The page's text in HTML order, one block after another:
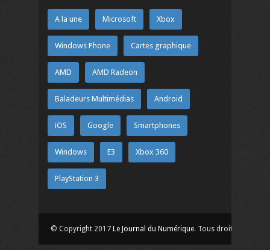
A la une Microsoft Xbox
Windows Phone Cartes graphique
AMD AMD Radeon
Baladeurs Multimédias Android
iOS Google Smartphones
Windows E3 Xbox 360
PlayStation 3
© Copyright 2017 Le Journal du Numérique. Tous droits réservés.